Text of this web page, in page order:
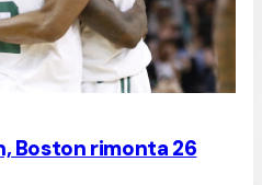
Boston rimonta 26